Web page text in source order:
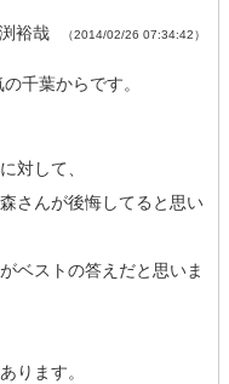
裕哉 （2014/02/26 07:34:42）
千葉からです。
対して、
さんが後悔してると思い
ベストの答えだと思いま
ります。